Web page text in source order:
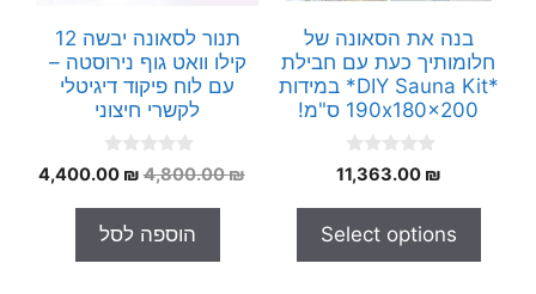
בנה את הסאונה של
חלומותיך כעת עם חבילת
*DIY Sauna Kit* במידות
190x180x200 ס"מ!
0
o
o
5
11,363.00 ₪
Select options
תנור לסאונה יבשה 12
קילו וואט גוף נירוסטה –
עם לוח פיקוד דיגיטלי
לקשרי חיצוני
0
o
o
5
4,800.00₪
המחיר
היה:
4,800.00 ₪.
4,400.00 ₪
הוספה לסל